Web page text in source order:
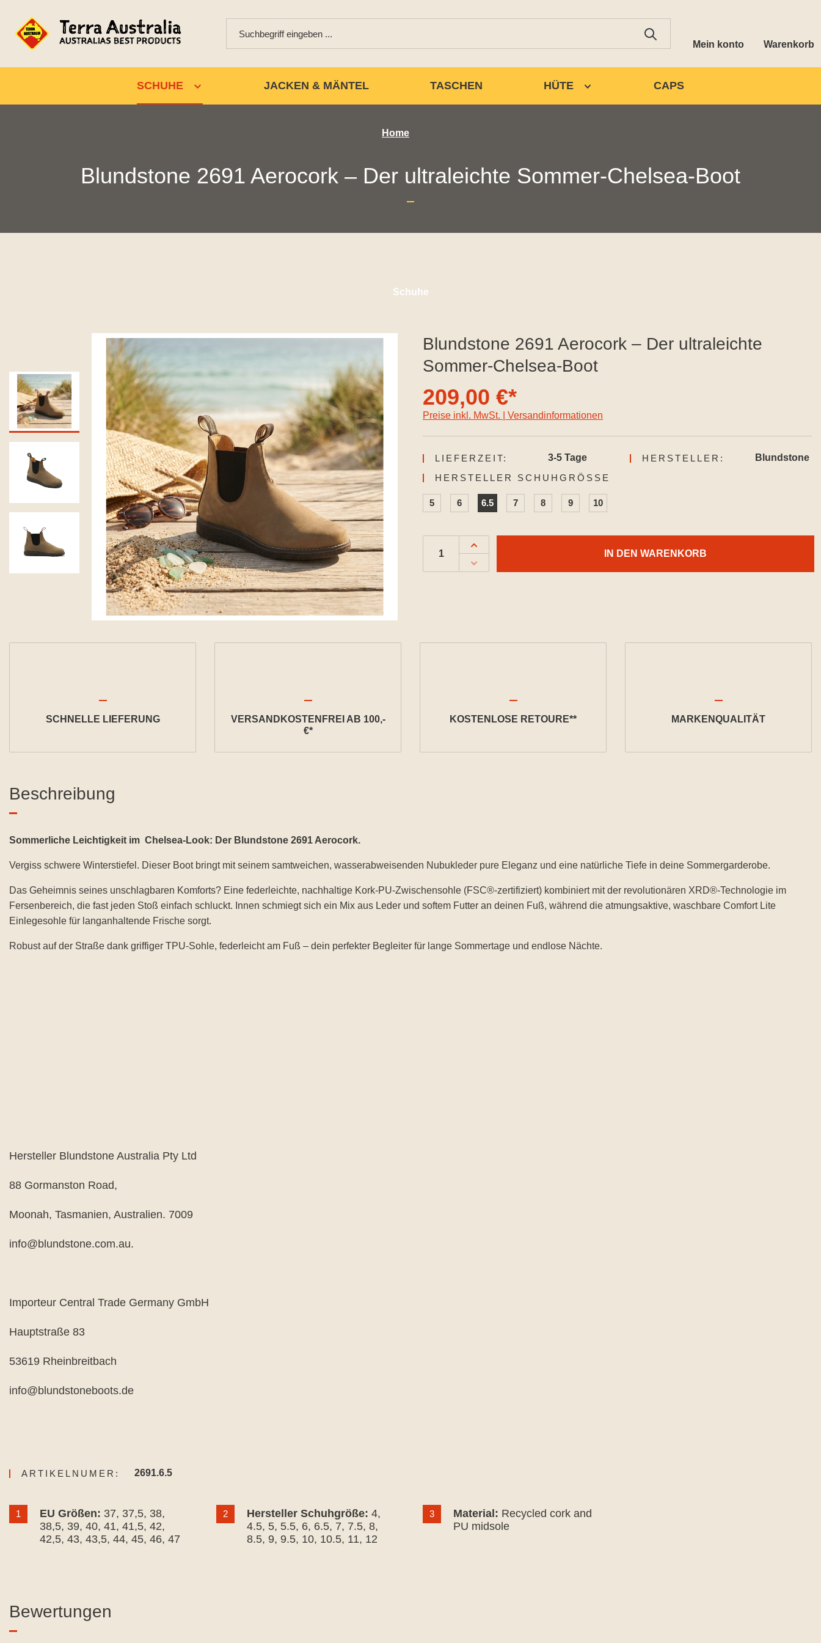
Mein konto Warenkorb
SCHUHE JACKEN & MÄNTEL TASCHEN HÜTE CAPS
Home
Blundstone 2691 Aerocork – Der ultraleichte Sommer-Chelsea-Boot
Schuhe
Blundstone 2691 Aerocork – Der ultraleichte
Sommer-Chelsea-Boot
209,00 €*
Preise inkl. MwSt. | Versandinformationen
LIEFERZEIT: 3-5 Tage HERSTELLER:
Blundstone
HERSTELLER SCHUHGRÖSSE
5 6 6.5 7 8 9 10
IN DEN WARENKORB
SCHNELLE LIEFERUNG
VERSANDKOSTENFREI AB 100,-
€*
KOSTENLOSE RETOURE** MARKENQUALITÄT
Beschreibung
Sommerliche Leichtigkeit im Chelsea-Look: Der Blundstone 2691 Aerocork.
Vergiss schwere Winterstiefel. Dieser Boot bringt mit seinem samtweichen, wasserabweisenden Nubukleder pure Eleganz und eine natürliche Tiefe in deine Sommergarderobe.
Das Geheimnis seines unschlagbaren Komforts? Eine federleichte, nachhaltige Kork-PU-Zwischensohle (FSC®-zertifiziert) kombiniert mit der revolutionären XRD®-Technologie im
Fersenbereich, die fast jeden Stoß einfach schluckt. Innen schmiegt sich ein Mix aus Leder und softem Futter an deinen Fuß, während die atmungsaktive, waschbare Comfort Lite
Einlegesohle für langanhaltende Frische sorgt.
Robust auf der Straße dank griffiger TPU-Sohle, federleicht am Fuß – dein perfekter Begleiter für lange Sommertage und endlose Nächte.
Hersteller Blundstone Australia Pty Ltd
88 Gormanston Road,
Moonah, Tasmanien, Australien. 7009
info@blundstone.com.au.
Importeur Central Trade Germany GmbH
Hauptstraße 83
53619 Rheinbreitbach
info@blundstoneboots.de
ARTIKELNUMER: 2691.6.5
1 EU Größen: 37, 37,5, 38,
38,5, 39, 40, 41, 41,5, 42,
42,5, 43, 43,5, 44, 45, 46, 47
2 Hersteller Schuhgröße: 4,
4.5, 5, 5.5, 6, 6.5, 7, 7.5, 8,
8.5, 9, 9.5, 10, 10.5, 11, 12
3 Material: Recycled cork and
PU midsole
Bewertungen